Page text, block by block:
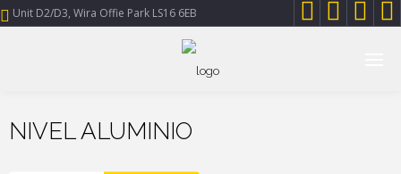
Unit D2/D3, Wira Offie Park LS16 6EB    
NIVEL ALUMINIO